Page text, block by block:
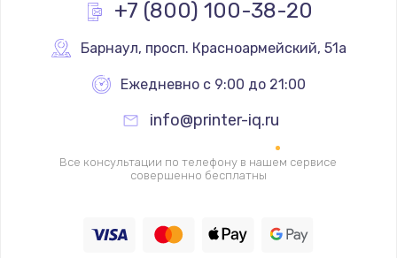
Заказать
Восстановление после попадания влаги
2800 руб.
Заказать
Ремонт низкочастотных выходов ТВ-приставки
1900 руб.
+7 (800) 100-38-20
Барнаул, просп. Красноармейский, 51а
Ежедневно с 9:00 до 21:00
info@printer-iq.ru
Все консультации по телефону в нашем сервисе
совершенно бесплатны